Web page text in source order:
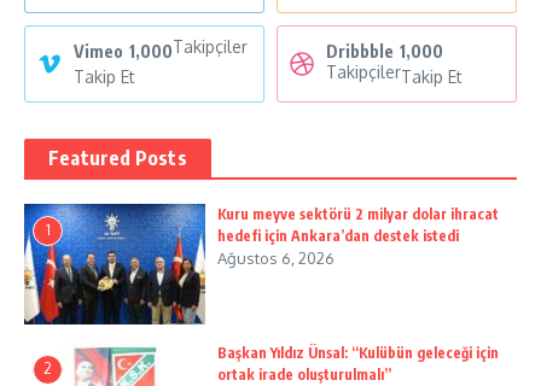
Vimeo 1,000Takipçiler
Takip Et
Dribbble 1,000
TakipçilerTakip Et
Featured Posts
1
Kuru meyve sektörü 2 milyar dolar ihracat
hedefi için Ankara’dan destek istedi
Ağustos 6, 2026
2
Başkan Yıldız Ünsal: “Kulübün geleceği için
ortak irade oluşturulmalı”